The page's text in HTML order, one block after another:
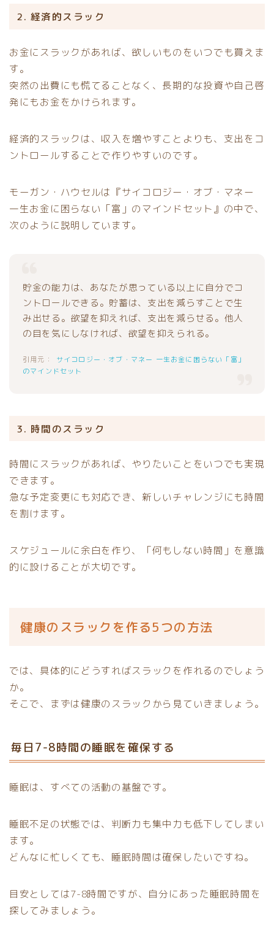
2. 経済的スラック
お金にスラックがあれば、欲しいものをいつでも買えま
す。
突然の出費にも慌てることなく、長期的な投資や自己啓
発にもお金をかけられます。
経済的スラックは、収入を増やすことよりも、支出をコ
ントロールすることで作りやすいのです。
モーガン・ハウセルは『サイコロジー・オブ・マネー
一生お金に困らない「富」のマインドセット』の中で、
次のように説明しています。
貯金の能力は、あなたが思っている以上に自分でコ
ントロールできる。貯蓄は、支出を減らすことで生
み出せる。欲望を抑えれば、支出を減らせる。他人
の目を気にしなければ、欲望を抑えられる。
サイコロジー・オブ・マネー 一生お金に困らない「富」
のマインドセット
3. 時間のスラック
時間にスラックがあれば、やりたいことをいつでも実現
できます。
急な予定変更にも対応でき、新しいチャレンジにも時間
を割けます。
スケジュールに余白を作り、「何もしない時間」を意識
的に設けることが大切です。
健康のスラックを作る5つの方法
では、具体的にどうすればスラックを作れるのでしょう
か。
そこで、まずは健康のスラックから見ていきましょう。
毎日7-8時間の睡眠を確保する
睡眠は、すべての活動の基盤です。
睡眠不足の状態では、判断力も集中力も低下してしまい
ます。
どんなに忙しくても、睡眠時間は確保したいですね。
目安としては7-8時間ですが、自分にあった睡眠時間を
探してみましょう。